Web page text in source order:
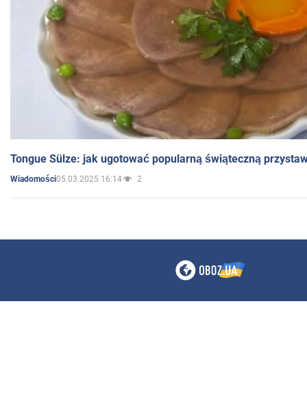
Tongue Sülze: jak ugotować popularną świąteczną
Wiadomości05.03.2025 16:14 2